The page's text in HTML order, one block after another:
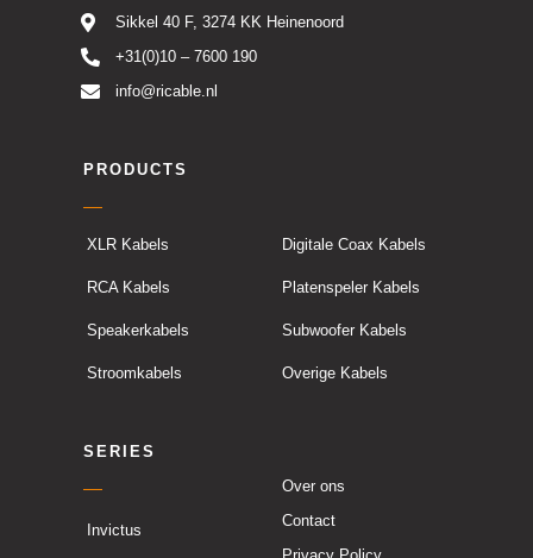
Sikkel 40 F, 3274 KK Heinenoord
+31(0)10 – 7600 190
info@ricable.nl
PRODUCTS
SERIES
Digitale Coax Kabels
Platenspeler Kabels
Subwoofer Kabels
Overige Kabels
XLR Kabels
RCA Kabels
Speakerkabels
Stroomkabels
Invictus
Over ons
Contact